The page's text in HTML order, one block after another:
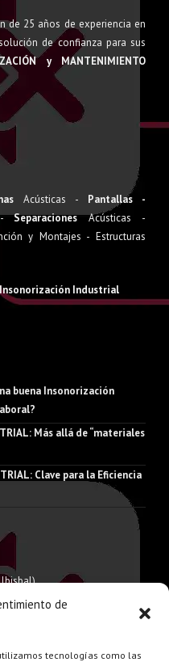
de
tecnologías como las
de 25 años de experiencia en
de confianza para sus
y MANTENIMIENTO
Acústicas - Pantallas -
-SeparacionesAcústicas -
y Montajes - Estructuras
Insonorización Industrial
buena Insonorización
Más allá de “materiales
Clave para la Eficiencia